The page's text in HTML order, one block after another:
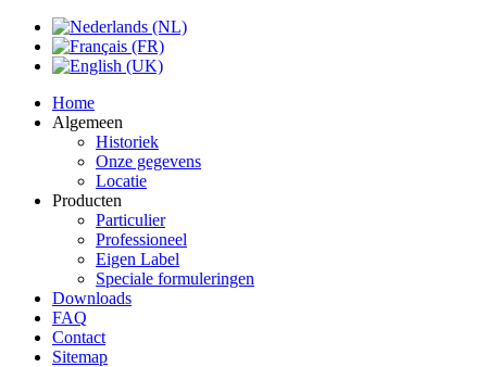
Home
Algemeen
Historiek
Onze gegevens
Locatie
Producten
Particulier
Professioneel
Eigen Label
Speciale formuleringen
Downloads
FAQ
Contact
Sitemap